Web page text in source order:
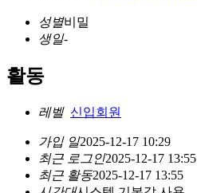
성별비밀
생일-
활동
레벨 신입회원
가입 일2025-12-17 10:29
최근 로그인2025-12-17 13:55
최근 활동2025-12-17 13:55